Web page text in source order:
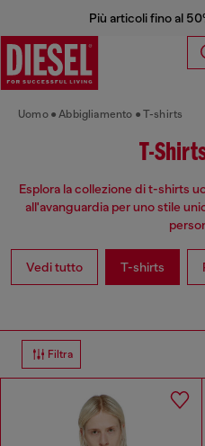
Più articoli fino al
Uomo Abbigliamento T-shirts
T-
Esplora la collezione di t-shirts
all'avanguardia per uno stile
Vedi tutto T-shirts
Filtra